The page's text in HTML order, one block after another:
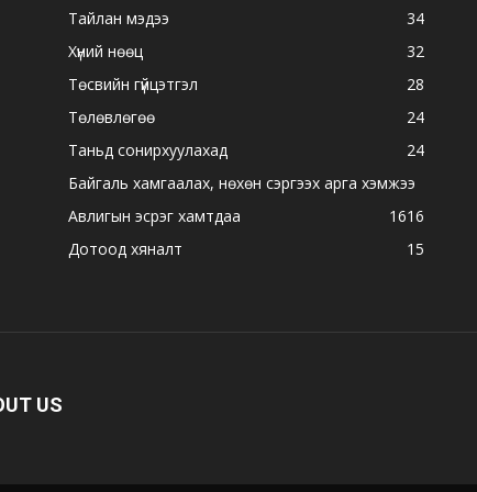
Тайлан мэдээ
34
Хүний нөөц
32
Төсвийн гүйцэтгэл
28
Төлөвлөгөө
24
Таньд сонирхуулахад
24
Байгаль хамгаалах, нөхөн сэргээх арга хэмжээ
16
Авлигын эсрэг хамтдаа
16
Дотоод хяналт
15
US